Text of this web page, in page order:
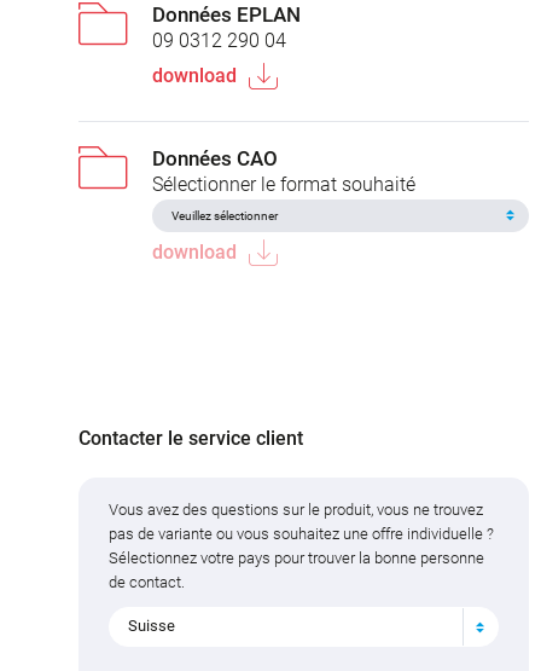
Données EPLAN
09 0312 290 04
download
Données CAO
Sélectionner le format souhaité
download
Contacter le service client
Vous avez des questions sur le produit, vous ne trouvez
pas de variante ou vous souhaitez une offre individuelle ?
Sélectionnez votre pays pour trouver la bonne personne
de contact.
Suisse